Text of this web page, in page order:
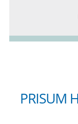
PRISUM